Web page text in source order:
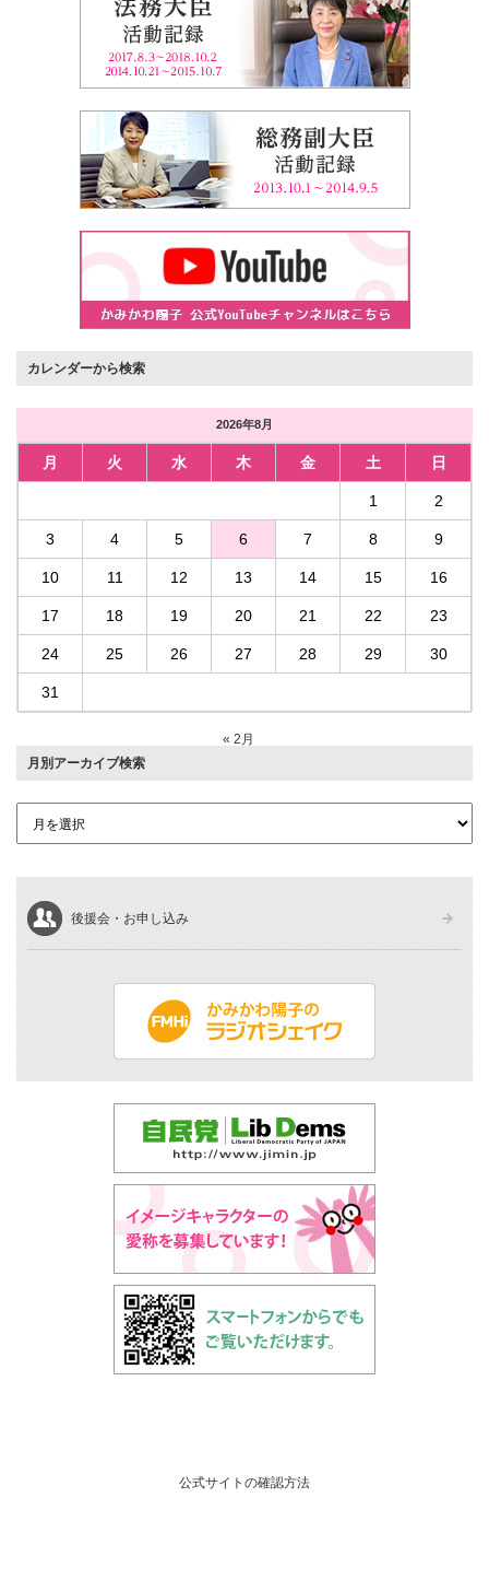
カレンダーから検索
2026年8月
月 火 水 木 金 土 日
1 2
3 4 5 6 7 8 9
10 11 12 13 14 15 16
17 18 19 20 21 22 23
24 25 26 27 28 29 30
31
« 2月
月別アーカイブ検索
後援会・お申し込み
公式サイトの確認方法